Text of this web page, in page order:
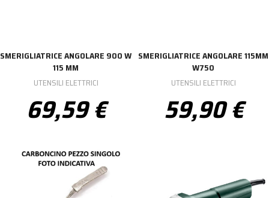
SMERIGLIATRICE ANGOLARE 900 W
115 MM
UTENSILI ELETTRICI
69,59 €
SMERIGLIATRICE ANGOLARE 115MM
W750
UTENSILI ELETTRICI
59,90 €